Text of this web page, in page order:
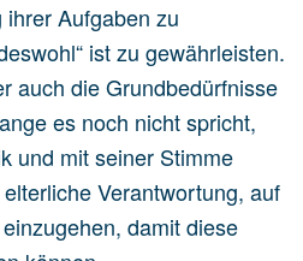
Aufgaben zu
ist zu gewährleisten.
auch die Grundbedürfnisse
es noch nicht spricht,
und mit seiner Stimme
Verantwortung, auf
damit diese